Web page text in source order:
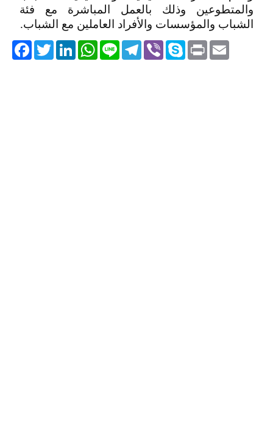
والمتطوعين وذلك بالعمل المباشرة مع فئة
الشباب والمؤسسات والأفراد العاملين مع الشباب.
TwitterLinkedIn
WhatsApp Line
Telegram ViberSkype PrintEmail